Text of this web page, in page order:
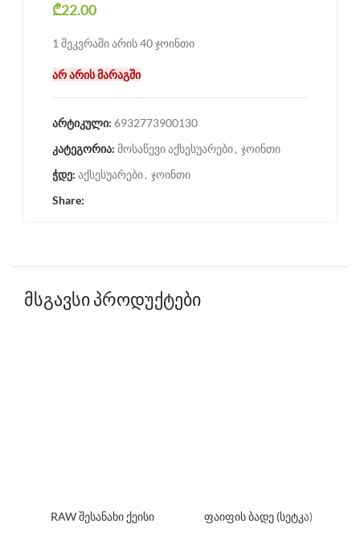
₾22.00
1 შეკვრაში არის 40 ჯოინთი
არ არის მარაგში
არტიკული: 6932773900130
კატეგორია: მოსაწევი აქსესუარები, ჯოინთი
ჭდე: აქსესუარები, ჯოინთი
Share:
მსგავსი პროდუქტები
RAW შესანახი ქეისი ფაიფის ბადე (სეტკა)